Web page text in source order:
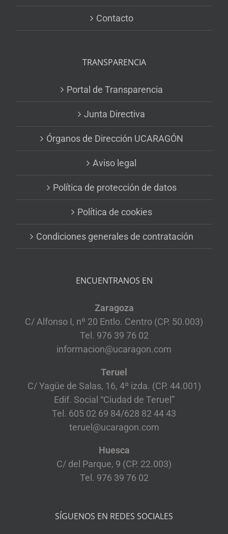
Contacto
TRANSPARENCIA
Portal de Transparencia
Junta Directiva
Órganos de Dirección UCARAGÓN
Aviso legal
Política de protección de datos
Política de cookies
Condiciones generales de contratación
ENCUENTRANOS EN
Zaragoza
C/ Alfonso I, nº 20 Entlo. Centro (CP. 50.003)
Tel. 976 39 76 02
informacion@ucaragon.com
Teruel
C/ Yagüe de Salas, 16, 4º izda. (CP. 44.001)
Edif. Social “Ciudad de Teruel”
Tel. 605 02 69 84/628 82 44 43
teruel@ucaragon.com
Huesca
C/ del Parque, 9 (CP. 22.003)
Tel. 976 39 76 02
SÍGUENOS EN REDES SOCIALES